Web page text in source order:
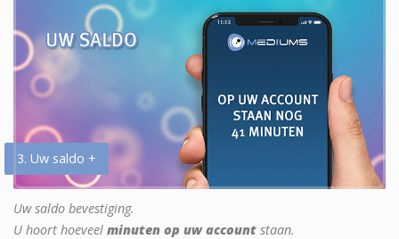
3. Uw saldo +
Uw saldo bevestiging.
U hoort hoeveel minuten op uw account staan.